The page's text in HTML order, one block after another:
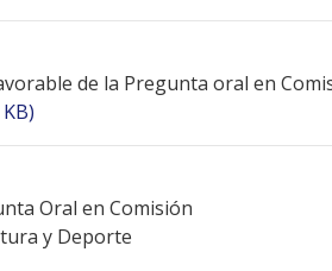
de la Pregunta oral en
Oral en Comisión
y Deporte